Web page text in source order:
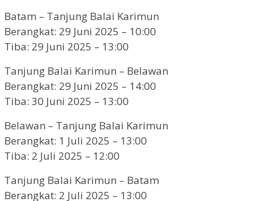
Batam – Tanjung Balai Karimun
Berangkat: 29 Juni 2025 – 10:00
Tiba: 29 Juni 2025 – 13:00
Tanjung Balai Karimun – Belawan
Berangkat: 29 Juni 2025 – 14:00
Tiba: 30 Juni 2025 – 13:00
Belawan – Tanjung Balai Karimun
Berangkat: 1 Juli 2025 – 13:00
Tiba: 2 Juli 2025 – 12:00
Tanjung Balai Karimun – Batam
Berangkat: 2 Juli 2025 – 13:00